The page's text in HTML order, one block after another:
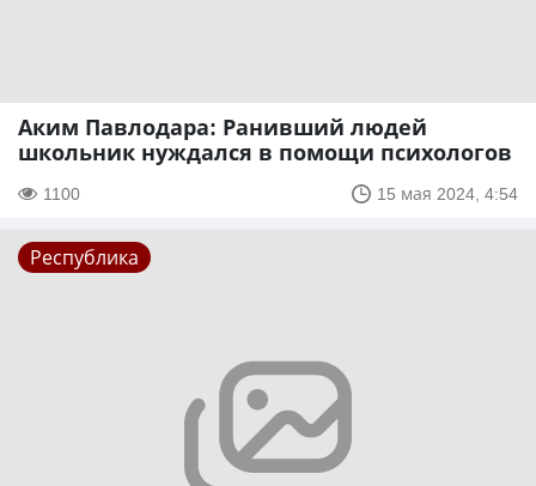
Аким Павлодара: Ранивший людей
школьник нуждался в помощи психологов
1100 15 мая 2024, 4:54
Республика